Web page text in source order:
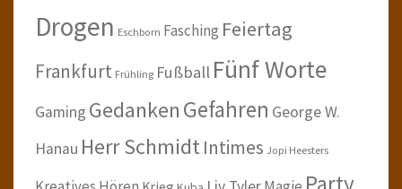
Drogen Eschborn Fasching Feiertag
Frankfurt Frühling Fußball Fünf Worte
Gaming GedankenGefahren George W.
Hanau Herr SchmidtIntimes Jopi Heesters